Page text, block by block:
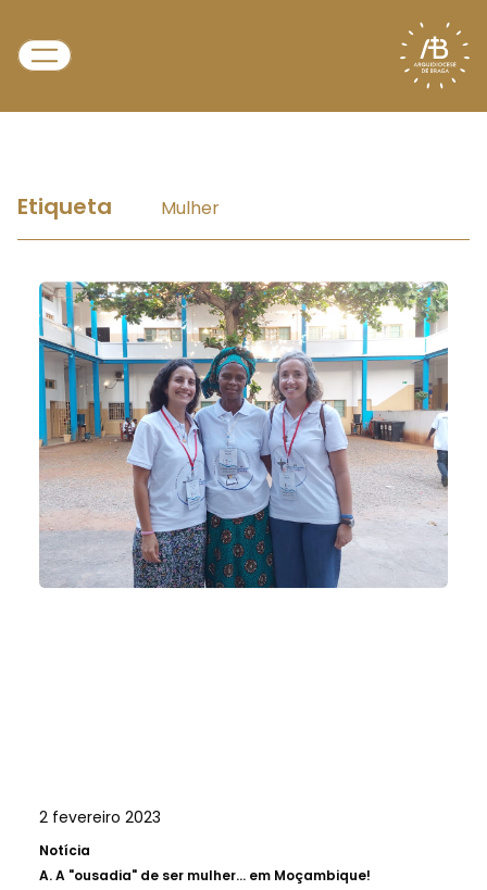
Etiqueta Mulher
2 fevereiro 2023
Notícia
A.A "ousadia" de ser mulher... em Moçambique!